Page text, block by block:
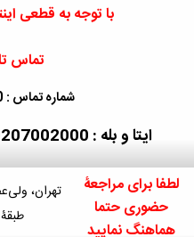
با توجه به قطعی
تماس
شماره تماس : 09207002000
ایتا و بله : 09207002000
لطفا برای مراجعۀ
حضوری حتما
هماهنگ نمایید
تهران،
طبقۀ ۴، واحد ۱۲۰۷۰